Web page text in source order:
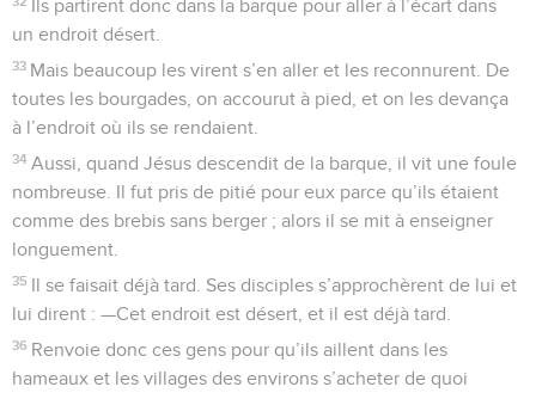
Ils partirent donc dans la barque pour aller à l’écart dans
un endroit désert.
33 Mais beaucoup les virent s’en aller et les reconnurent. De
toutes les bourgades, on accourut à pied, et on les devança
à l’endroit où ils se rendaient.
34 Aussi, quand Jésus descendit de la barque, il vit une foule
nombreuse. Il fut pris de pitié pour eux parce qu’ils étaient
comme des brebis sans berger ; alors il se mit à enseigner
longuement.
35 Il se faisait déjà tard. Ses disciples s’approchèrent de lui et
lui dirent : —Cet endroit est désert, et il est déjà tard.
36 Renvoie donc ces gens pour qu’ils aillent dans les
hameaux et les villages des environs s’acheter de quoi